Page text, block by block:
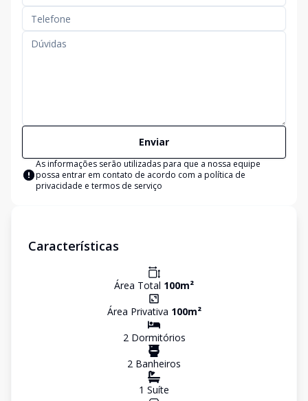
Enviar
As informações serão utilizadas para que a nossa equipe
possa entrar em contato de acordo com a política de
privacidade e termos de serviço
Características
Área Total 100m²
Área Privativa 100m²
2Dormitórios
2 Banheiros
1 Suíte